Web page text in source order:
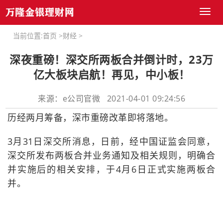
Toggle
当前位置:首页 >财经 >
深夜重磅！深交所两板合并倒计时，23万
亿大板块启航！再见，中小板！
来源：e公司官微 2021-04-01 09:24:56
历经两月筹备，深市重磅改革即将落地。
3月31日深交所消息，日前，经中国证监会同意，
深交所发布两板合并业务通知及相关规则，明确合
并实施后的相关安排，于4月6日正式实施两板合
并。